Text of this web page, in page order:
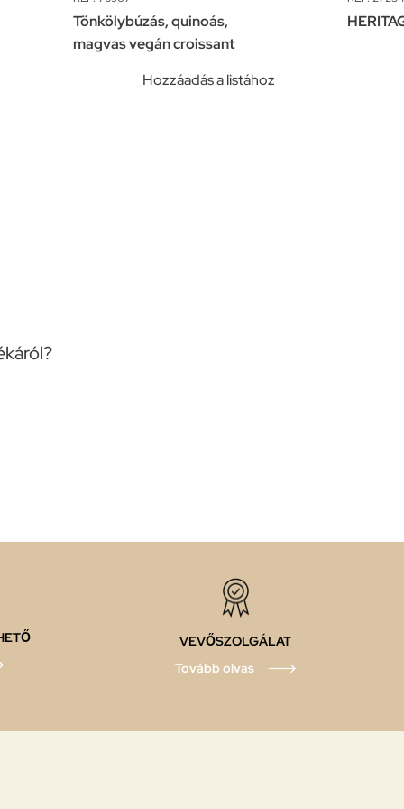
Tönkölybúzás, quinoás,
magvas vegán croissant
Hozzáadás a listához
VEVŐSZOLGÁLAT
Tovább olvas